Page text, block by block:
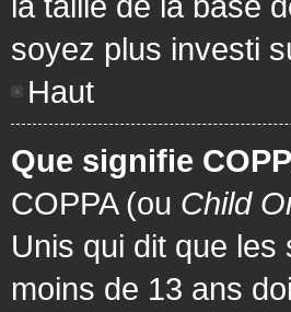
soyez plus investi
Haut
Que signifie
COPPA (ou Child
Unis qui dit que
moins de 13 ans